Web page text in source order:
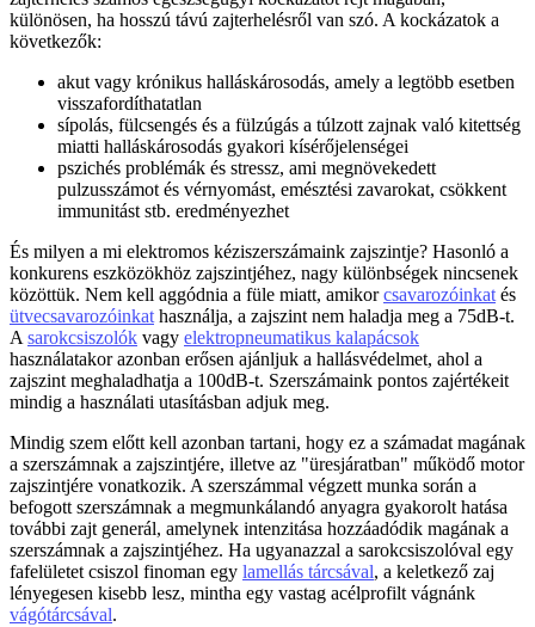
különösen, ha hosszú távú zajterhelésről van szó. A kockázatok a
következők:
akut vagy krónikus halláskárosodás, amely a legtöbb esetben
visszafordíthatatlan
sípolás, fülcsengés és a fülzúgás a túlzott zajnak való kitettség
miatti halláskárosodás gyakori kísérőjelenségei
pszichés problémák és stressz, ami megnövekedett
pulzusszámot és vérnyomást, emésztési zavarokat, csökkent
immunitást stb. eredményezhet
És milyen a mi elektromos kéziszerszámaink zajszintje? Hasonló a
konkurens eszközökhöz zajszintjéhez, nagy különbségek nincsenek
közöttük. Nem kell aggódnia a füle miatt, amikorcsavarozóinkat és
ütvecsavarozóinkat használja, a zajszint nem haladja meg a 75dB-t.
A sarokcsiszolók vagy elektropneumatikus kalapácsok
használatakor azonban erősen ajánljuk a hallásvédelmet, ahol a
zajszint meghaladhatja a 100dB-t. Szerszámaink pontos zajértékeit
mindig a használati utasításban adjuk meg.
Mindig szem előtt kell azonban tartani, hogy ez a számadat magának
a szerszámnak a zajszintjére, illetve az "üresjáratban" működő motor
zajszintjére vonatkozik. A szerszámmal végzett munka során a
befogott szerszámnak a megmunkálandó anyagra gyakorolt hatása
további zajt generál, amelynek intenzitása hozzáadódik magának a
szerszámnak a zajszintjéhez. Ha ugyanazzal a sarokcsiszolóval egy
fafelületet csiszol finoman egy lamellás tárcsával, a keletkező zaj
lényegesen kisebb lesz, mintha egy vastag acélprofilt vágnánk
vágótárcsával.